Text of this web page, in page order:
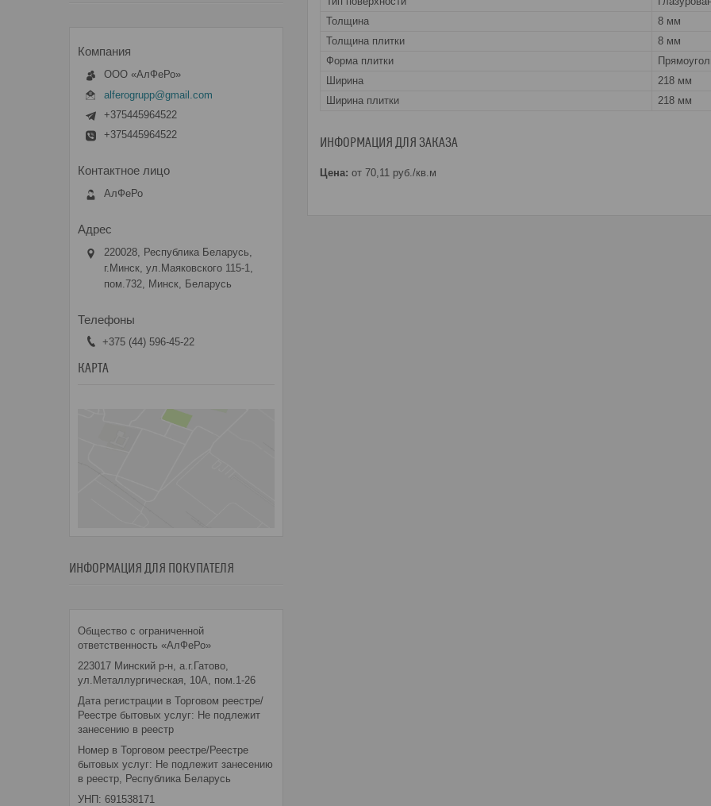
Толщина
8 мм
Толщина плитки
8 мм
Форма плитки
Ширина
218 мм
Ширина плитки
218 мм
ИНФОРМАЦИЯ ДЛЯ ЗАКАЗА
Цена: от 70,11 руб./кв.м
ООО «АлФеРо»
alferogrupp@gmail.com
+375445964522
+375445964522
АлФеРо
220028, Республика Беларусь,
г.Минск, ул.Маяковского 115-1,
пом.732, Минск, Беларусь
+375 (44) 596-45-22
КАРТА
ИНФОРМАЦИЯ ДЛЯ ПОКУПАТЕЛЯ
Общество с ограниченной
ответственность «АлФеРо»
223017 Минский р-н, а.г.Гатово,
ул.Металлургическая, 10А, пом.1-26
Дата регистрации в Торговом реестре/
Реестре бытовых услуг: Не подлежит
занесению в реестр
Номер в Торговом реестре/Реестре
бытовых услуг: Не подлежит занесению
в реестр, Республика Беларусь
УНП: 691538171